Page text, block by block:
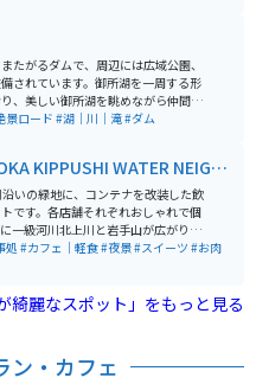
りとツーリングするには、とってお
小岩井農場へのアクセスも良好で、
ツーリングと共に動物とのふれあい
です。また、長山街道から小岩井農
小岩井農場周辺は、春になると盛大
楽部』様脇の駐車場をご利用いただく
（※お店を利用するお客様も利用し
で、混雑時は十分にご注意くださ
ありませんが、道路への駐停車はお
たがるダムで、周辺には広域公園、
されています。御所湖を一周する形
、美しい御所湖を眺めながら仲間と
楽しめます。もちろんソロツーリン
で心が癒され、
るよりも涼しい環境です。盛岡駅か
ことができ、盛岡駅からのアクセス
た
状態での愛車撮影は危険です。所々
トイレが整備されているため、そち
トイレの水凍結防止のため、開放し
ため、注意が必要です。 各広域公
おすすめです。
景ロード #湖｜川｜滝#ダム
KIPPUSHI WATER NEIGH
いの緑地に、コンテナを改装した飲
です。各店舗それぞれおしゃれで個
一級河川北上川と岩手山が広がりま
リングの途中で立ち寄ったり、宿泊
スメです。駅すぐなので、ホテルや
。
処 #カフェ｜軽食#夜景#スイーツ #お肉
綺麗なスポット」をもっと見る
ン・カフェ